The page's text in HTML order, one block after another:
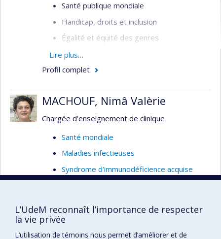
Santé publique mondiale
Handicap, droits et inclusion
Égalité et équité des genres
Intersectionnalité
Analyse intersectionnelle des politiques
Équité et justice sociale
Santé sexuelle et reproductive
Systèmes de santé
marginalisées
Gouvernance mondiale de la santé relative
à la COVID-19
Lire plus…
Profil complet
MACHOUF, Nimâ Valèrie
Chargée d'enseignement de clinique
Santé mondiale
Maladies infectieuses
Syndrome d'immunodéficience acquise
(SIDA)
Prévention et contrôle des infections dans
la population
L’UdeM reconnaît l’importance de respecter
la vie privée
L’utilisation de témoins nous permet d’améliorer et de